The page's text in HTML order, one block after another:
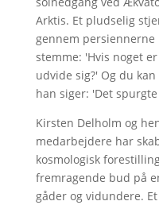
Arktis. Et pludselig
gennem
stemme: 'Hvis noget
udvide sig?' Og du
han siger: 'Det
Kirsten Delholm og
medarbejdere har
kosmologisk
fremragende bud på
gåder og vidundere.